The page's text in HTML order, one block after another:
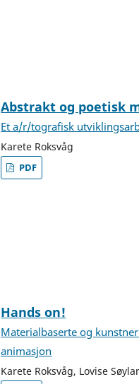
Abstrakt og poetisk
Et a/r/tografisk
Karete Roksvåg
PDF
Hands on!
Materialbaserte og
animasjon
Karete Roksvåg, Lovise